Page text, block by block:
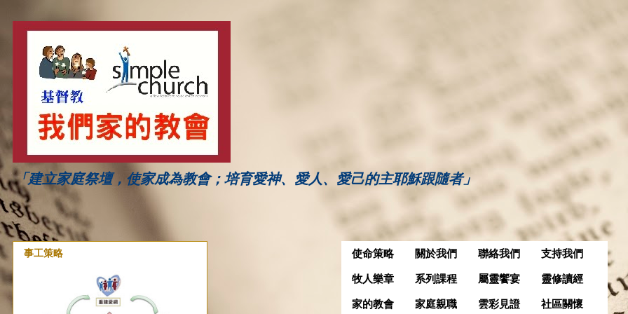
「建立家庭祭壇，使家成為教會；培育愛神、愛人、愛己的主耶穌跟隨者」
使命策略 關於我們 聯絡我們 支持我們
牧人樂章 系列課程 屬靈饗宴 靈修讀經
家的教會 家庭親職 雲彩見證 社區關懷
事工策略